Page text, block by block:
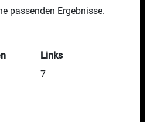
passenden Ergebnisse.
Links
7